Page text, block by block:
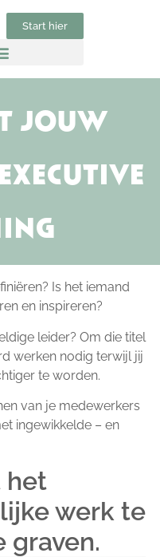
Start hier
jouw
Is het iemand
en inspireren?
leider? Om die titel
werken nodig terwijl jij
te worden.
van je medewerkers
ingewikkelde – en
het
werk te
graven.